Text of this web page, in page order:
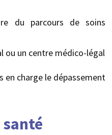
du parcours de soins
ou un centre médico-légal
en charge le dépassement
santé